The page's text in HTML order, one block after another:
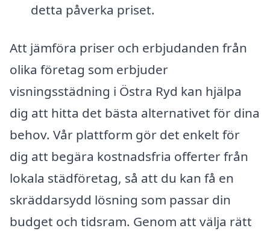
detta påverka priset.
Att jämföra priser och erbjudanden från
olika företag som erbjuder
visningsstädning i Östra Ryd kan hjälpa
dig att hitta det bästa alternativet för dina
behov. Vår plattform gör det enkelt för
dig att begära kostnadsfria offerter från
lokala städföretag, så att du kan få en
skräddarsydd lösning som passar din
budget och tidsram. Genom att välja rätt